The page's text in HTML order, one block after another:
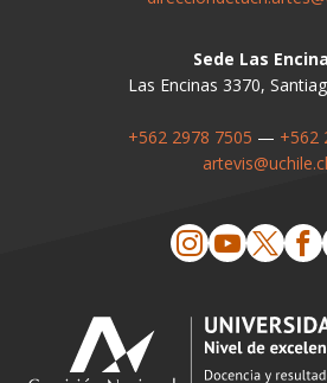
Sede Las
Las Encinas 3370,
+562 2978 7505 — +562
artevis@uchile.cl